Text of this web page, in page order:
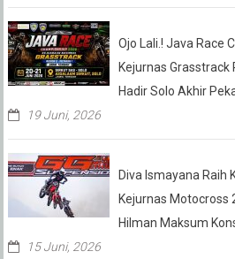
Ojo Lali.! Java Race
Kejurnas Grasstrack
Hadir Solo Akhir
19 Juni, 2026
Diva Ismayana Raih
Kejurnas Motocross
Hilman Maksum
15 Juni, 2026